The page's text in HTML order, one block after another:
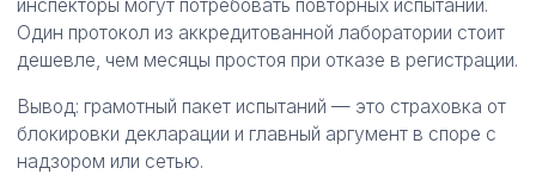
инспекторы могут потребовать повторных испытаний.
Один протокол из аккредитованной лаборатории стоит
дешевле, чем месяцы простоя при отказе в регистрации.
Вывод: грамотный пакет испытаний — это страховка от
блокировки декларации и главный аргумент в споре с
надзором или сетью.